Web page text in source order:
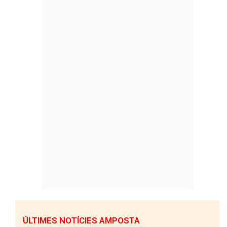
ÚLTIMES NOTÍCIES AMPOSTA